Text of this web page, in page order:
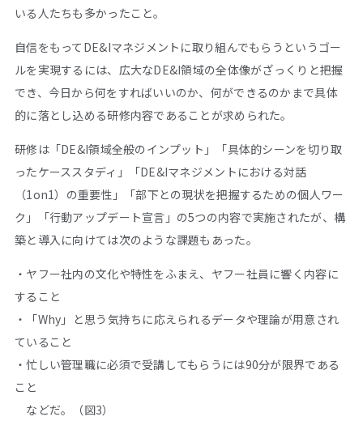
いる人たちも多かったこと。
自信をもってDE&Iマネジメントに取り組んでもらうというゴー
ルを実現するには、広大なDE&I領域の全体像がざっくりと把握
でき、今日から何をすればいいのか、何ができるのかまで具体
的に落とし込める研修内容であることが求められた。
研修は「DE&I領域全般のインプット」「具体的シーンを切り取
ったケーススタディ」「DE&Iマネジメントにおける対話
（1on1）の重要性」「部下との現状を把握するための個人ワー
ク」「行動アップデート宣言」の5つの内容で実施されたが、構
築と導入に向けては次のような課題もあった。
・ヤフー社内の文化や特性をふまえ、ヤフー社員に響く内容に
すること
・「Why」と思う気持ちに応えられるデータや理論が用意され
ていること
・忙しい管理職に必須で受講してもらうには90分が限界である
こと
などだ。（図3）